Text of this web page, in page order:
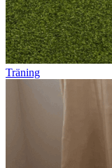
Träning